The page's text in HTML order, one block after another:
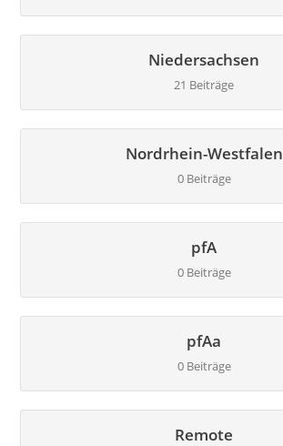
Niedersachsen
21 Beiträge
Nordrhein-Westfalen
0 Beiträge
pfA
0 Beiträge
pfAa
0 Beiträge
Remote